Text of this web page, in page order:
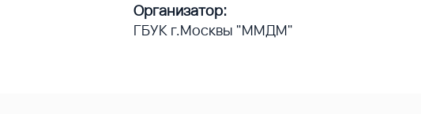
Организатор:
ГБУК г.Москвы "ММДМ"